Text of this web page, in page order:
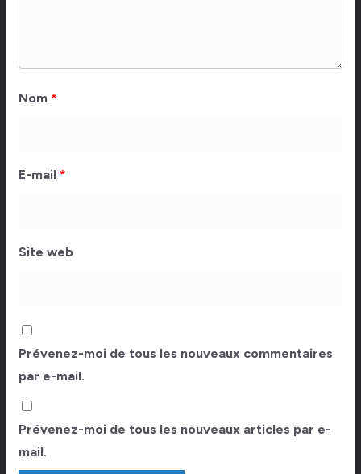
Nom *
E-mail *
Site web
Prévenez-moi de tous les nouveaux commentaires
par e-mail.
Prévenez-moi de tous les nouveaux articles par e-
mail.